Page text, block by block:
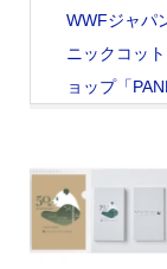
WWFジャパ
ニックコッ
ョップ「